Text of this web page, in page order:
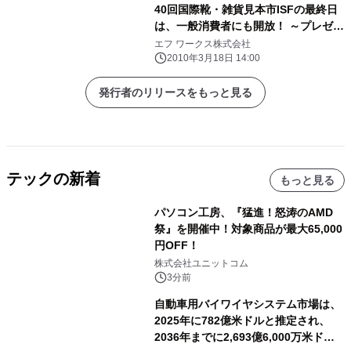
40回国際靴・雑貨見本市ISFの最終日
は、一般消費者にも開放！ ～プレゼン
トやウォーキングワークショップなど
盛りだくさん～
エフ ワークス株式会社
2010年3月18日 14:00
発行者のリリースをもっと見る
テックの新着 もっと見る
パソコン工房、『猛進！怒涛のAMD
祭』を開催中！対象商品が最大65,000
円OFF！
株式会社ユニットコム
3分前
自動車用バイワイヤシステム市場は、
2025年に782億米ドルと推定され、
2036年までに2,693億6,000万米ドル